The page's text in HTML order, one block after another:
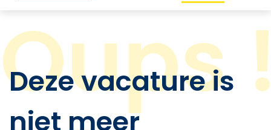
Deze vacature is
niet meer